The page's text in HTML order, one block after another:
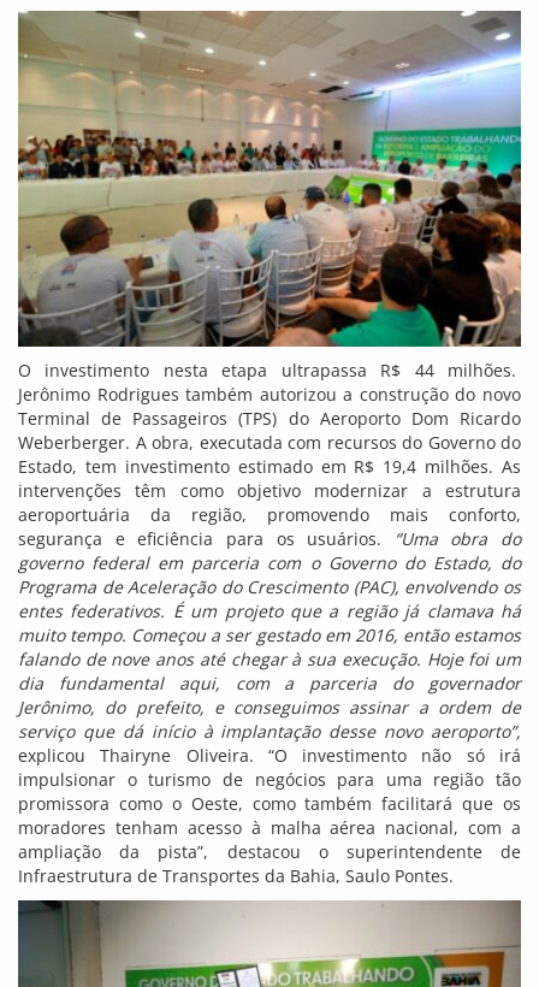
O investimento nesta etapa ultrapassa R$ 44 milhões.
Jerônimo Rodrigues também autorizou a construção do novo
Terminal de Passageiros (TPS) do Aeroporto Dom Ricardo
Weberberger. A obra, executada com recursos do Governo do
Estado, tem investimento estimado em R$ 19,4 milhões. As
intervenções têm como objetivo modernizar a estrutura
aeroportuária da região, promovendo mais conforto,
segurança e eficiência para os usuários. “Uma obra do
governo federal em parceria com o Governo do Estado, do
Programa de Aceleração do Crescimento (PAC), envolvendo os
entes federativos. É um projeto que a região já clamava há
muito tempo. Começou a ser gestado em 2016, então estamos
falando de nove anos até chegar à sua execução. Hoje foi um
dia fundamental aqui, com a parceria do governador
Jerônimo, do prefeito, e conseguimos assinar a ordem de
serviço que dá início à implantação desse novo aeroporto”,
explicou Thairyne Oliveira. “O investimento não só irá
impulsionar o turismo de negócios para uma região tão
promissora como o Oeste, como também facilitará que os
moradores tenham acesso à malha aérea nacional, com a
ampliação da pista”, destacou o superintendente de
Infraestrutura de Transportes da Bahia, Saulo Pontes.